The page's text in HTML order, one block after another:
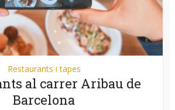
Restaurants i tapes
al carrer Aribau de
Barcelona